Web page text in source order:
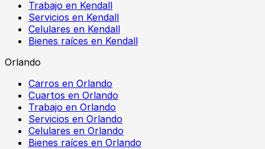
Trabajo en Kendall
Servicios en Kendall
Celulares en Kendall
Bienes raíces en Kendall
Orlando
Carros en Orlando
Cuartos en Orlando
Trabajo en Orlando
Servicios en Orlando
Celulares en Orlando
Bienes raíces en Orlando